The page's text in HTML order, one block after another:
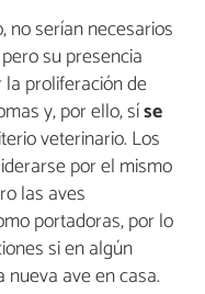
no serían necesarios
su presencia
proliferación de
y, por ello, síse
veterinario. Los
por el mismo
las aves
portadoras, por lo
si en algún
ave en casa.